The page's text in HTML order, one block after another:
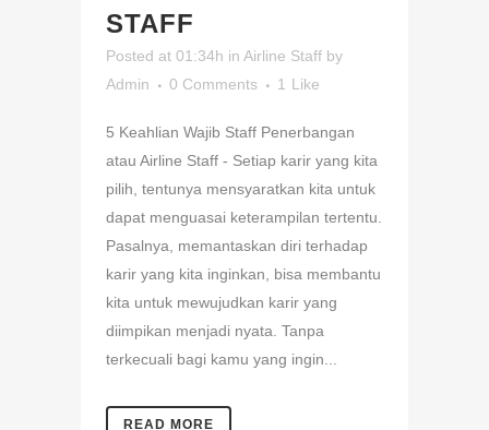
STAFF
Posted at 01:34h in Airline Staff by
Admin
0 Comments 1 Like
5 Keahlian Wajib Staff Penerbangan
atau Airline Staff - Setiap karir yang kita
pilih, tentunya mensyaratkan kita untuk
dapat menguasai keterampilan tertentu.
Pasalnya, memantaskan diri terhadap
karir yang kita inginkan, bisa membantu
kita untuk mewujudkan karir yang
diimpikan menjadi nyata. Tanpa
terkecuali bagi kamu yang ingin...
READ MORE